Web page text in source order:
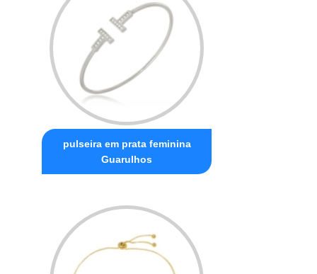
pulseira em prata feminina
Guarulhos